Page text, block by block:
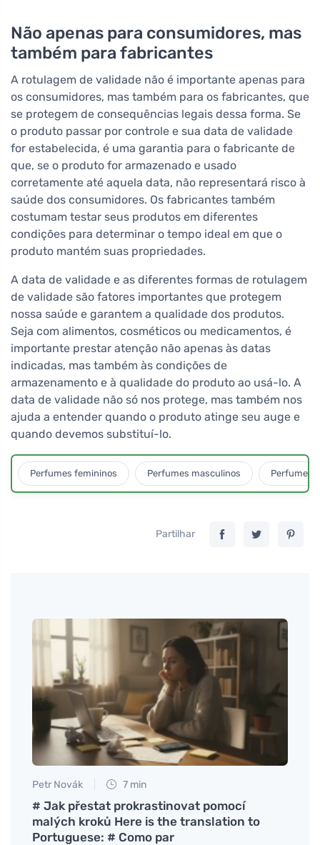
Não apenas para consumidores, mas
também para fabricantes
A rotulagem de validade não é importante apenas para
os consumidores, mas também para os fabricantes, que
se protegem de consequências legais dessa forma. Se
o produto passar por controle e sua data de validade
for estabelecida, é uma garantia para o fabricante de
que, se o produto for armazenado e usado
corretamente até aquela data, não representará risco à
saúde dos consumidores. Os fabricantes também
costumam testar seus produtos em diferentes
condições para determinar o tempo ideal em que o
produto mantém suas propriedades.
A data de validade e as diferentes formas de rotulagem
de validade são fatores importantes que protegem
nossa saúde e garantem a qualidade dos produtos.
Seja com alimentos, cosméticos ou medicamentos, é
importante prestar atenção não apenas às datas
indicadas, mas também às condições de
armazenamento e à qualidade do produto ao usá-lo. A
data de validade não só nos protege, mas também nos
ajuda a entender quando o produto atinge seu auge e
quando devemos substituí-lo.
Perfumes femininos Perfumes masculinos Perfumes
Partilhar
Petr Novák 7 min
# Jak přestat prokrastinovat pomocí
malých kroků Here is the translation to
Portuguese: # Como par